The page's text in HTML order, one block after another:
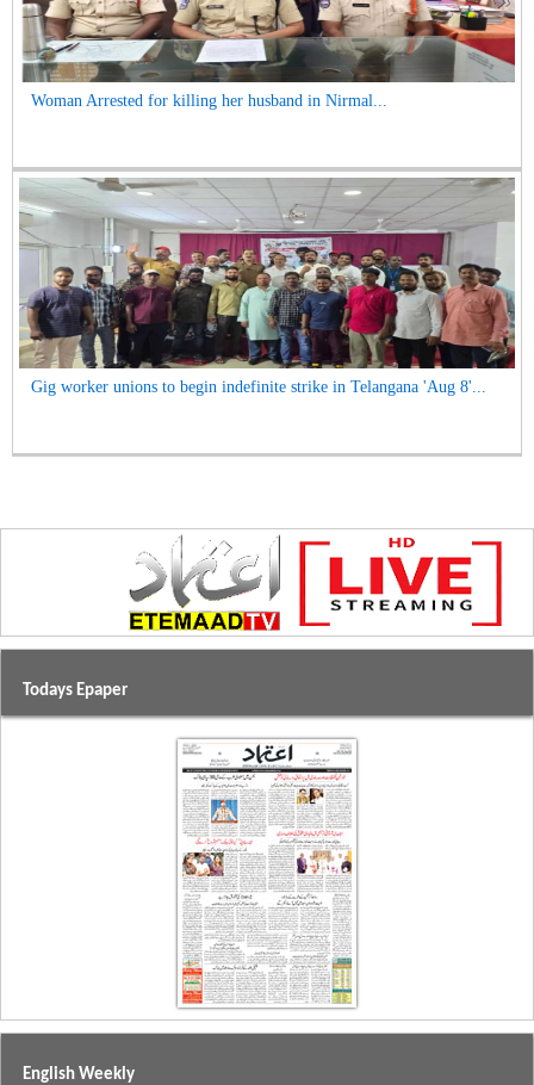
Woman Arrested for killing her husband in Nirmal...
Gig worker unions to begin indefinite strike in Telangana 'Aug 8'...
Todays Epaper
English Weekly